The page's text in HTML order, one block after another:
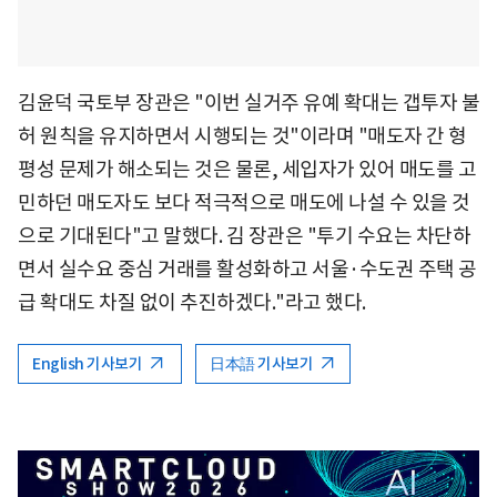
김윤덕 국토부 장관은 "이번 실거주 유예 확대는 갭투자 불
허 원칙을 유지하면서 시행되는 것"이라며 "매도자 간 형
평성 문제가 해소되는 것은 물론, 세입자가 있어 매도를 고
민하던 매도자도 보다 적극적으로 매도에 나설 수 있을 것
으로 기대된다"고 말했다. 김 장관은 "투기 수요는 차단하
면서 실수요 중심 거래를 활성화하고 서울·수도권 주택 공
급 확대도 차질 없이 추진하겠다."라고 했다.
English 기사보기 日本語 기사보기